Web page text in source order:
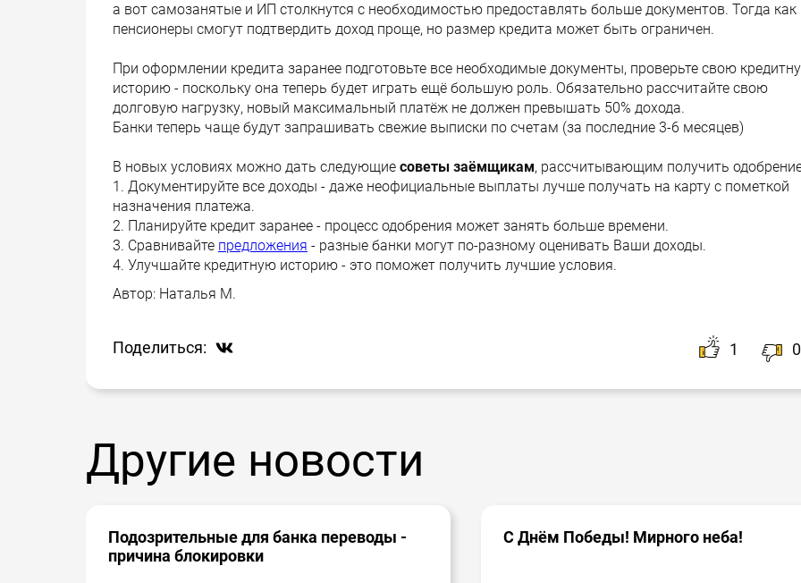
а вот самозанятые и ИП столкнутся с необходимостью предоставлять больше документов. Тогда как
пенсионеры смогут подтвердить доход проще, но размер кредита может быть ограничен.
При оформлении кредита заранее подготовьте все необходимые документы, проверьте свою
историю - поскольку она теперь будет играть ещё большую роль. Обязательно рассчитайте свою
долговую нагрузку, новый максимальный платёж не должен превышать 50% дохода.
Банки теперь чаще будут запрашивать свежие выписки по счетам (за последние 3-6 месяцев)
В новых условиях можно дать следующие советы заёмщикам, рассчитывающим получить
1. Документируйте все доходы - даже неофициальные выплаты лучше получать на карту с пометкой
назначения платежа.
2. Планируйте кредит заранее - процесс одобрения может занять больше времени.
3. Сравнивайте предложения - разные банки могут по-разному оценивать Ваши доходы.
4. Улучшайте кредитную историю - это поможет получить лучшие условия.
Автор: Наталья М.
Поделиться: 1 0
Другие новости
Подозрительные для банка переводы -
причина блокировки
С Днём Победы! Мирного неба!